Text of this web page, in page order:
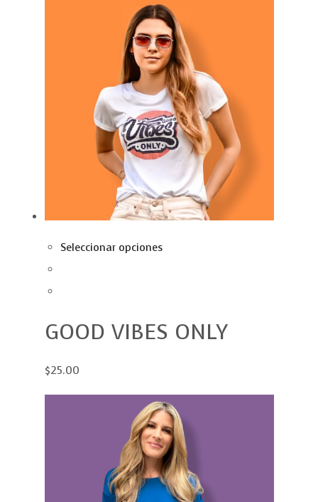
Seleccionar opciones
GOOD VIBES ONLY
$25.00